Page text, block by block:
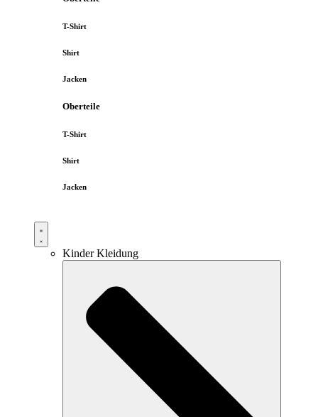
T-Shirt
Shirt
Jacken
Oberteile
T-Shirt
Shirt
Jacken
Kinder Kleidung